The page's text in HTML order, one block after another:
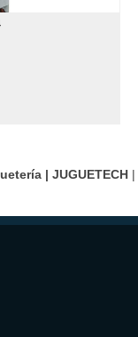
| JUGUETECH |